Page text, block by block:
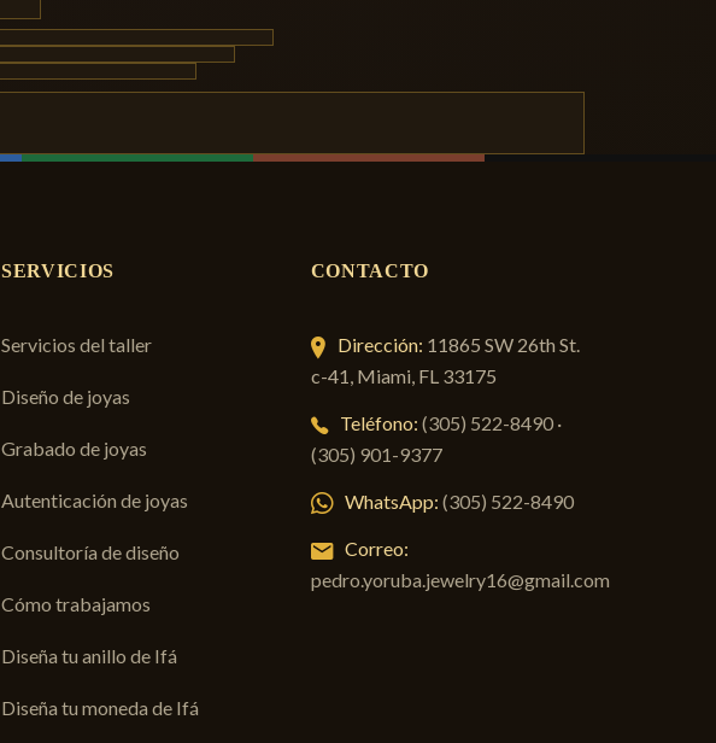
SERVICIOS
Servicios del taller
Diseño de joyas
Grabado de joyas
Autenticación de joyas
Consultoría de diseño
Cómo trabajamos
Diseña tu anillo de Ifá
Diseña tu moneda de Ifá
CONTACTO
Dirección: 11865 SW 26th St.
c-41, Miami, FL 33175
Teléfono: (305) 522-8490·
(305) 901-9377
WhatsApp: (305) 522-8490
Correo:
pedro.yoruba.jewelry16@gmail.com